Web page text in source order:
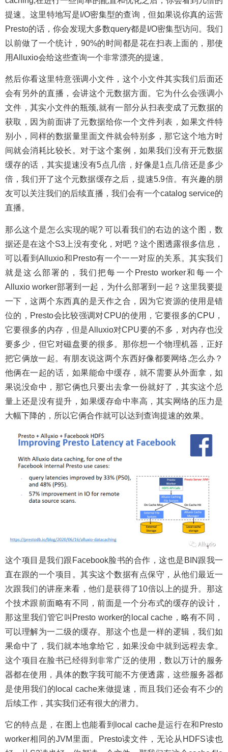
提速。这里特地写是I/O密集型的查询，但如果说你真的运营
Presto的话，你会发现大多数query都是I/O密集型访问。我们
以前做了一个统计，90%的时间都是花在扫表上面的，那使
用Alluxio会给这些查询一个非常漂亮的提速。
然后你看这里特意强调小文件，这个小文件其实我们后面还
会有另外的直播，会讲这个元数据方面。它为什么会强调小
文件，其实小文件的瓶颈,就有一部分从扫表变成了元数据的
获取，因为前面讲了元数据给你一个文件列表，如果文件特
别小，同样的数据量里面文件就会特别多，那它这个地方时
间就会消耗比较长。对于这个案例，如果我们没有开元数据
缓存的话，其实提速没有5点几倍，好像是1点几倍还是多少
倍，我们开了这个元数据缓存之后，提速5.9倍。有兴趣的朋
友可以关注我们的后续直播，我们会有一个catalog service的
直播。
那么这个是怎么实现的呢? 可以看我们的右边的这个图，数
据还是在这个S3上没有变化，对吧？这个图透露很多信息，
可以看到Alluxio和Presto有一个一一对应的关系。其实我们
就是这么部署的，我们把每一个Presto worker和每一个
Alluxio worker部署到一起，为什么部署到一起？这里我要提
一下，这两个东西真的是天作之合，因为它资源的使用是错
位的，Presto会比较强调对CPU的使用，它要很多的CPU，
它要很多的内存，但是Alluxio对CPU要的不多，对内存也没
要多少，但它对磁盘要的很多。那你想一个物理机器，正好
把它俩放一起。有朋友说这两个东西好像都要网络,怎么办？
他俩在一起的话，如果能命中缓存，就不需要从外面拿，如
果说没命中，那它俩也只要出去拿一份就好了，其实这个总
量上还是没有提升，如果缓存命中率高，其实网络的压力是
大幅下降的，所以它俩合作就可以达到查询提速的效果。
这个项目是我们跟Facebook脸书的合作，这也是BIN跟我一
直在跟的一个项目。其实这个数据有点保守，从他们最近一
次跟我们的讲座来看，他们是获得了10倍以上的提升。那这
个技术跟前面略有不同，前面是一个分布式的缓存的设计，
那这里我们管它叫Presto worker的local cache，略有不同，
可以理解为一二级的缓存。那这个也是一样的逻辑，我们如
果命中了，我们就本地拿给它，如果没命中就到远程去拿。
这个项目在脸书已经得到非常广泛的使用，数以万计的服务
器都在使用，具体的数字我可能不方便透露，这些服务器都
是使用我们的local cache来做提速，而且我们还会有不少的
后续工作，其实我们还有很大的潜力。
它的特点是，在图上也能看到local cache是运行在和Presto
worker相同的JVM里面。Presto读文件，无论从HDFS读也